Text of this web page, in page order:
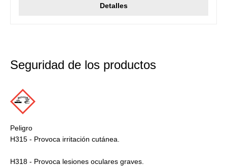
Detalles
Seguridad de los productos
Peligro
H315 - Provoca irritación cutánea.
H318 - Provoca lesiones oculares graves.